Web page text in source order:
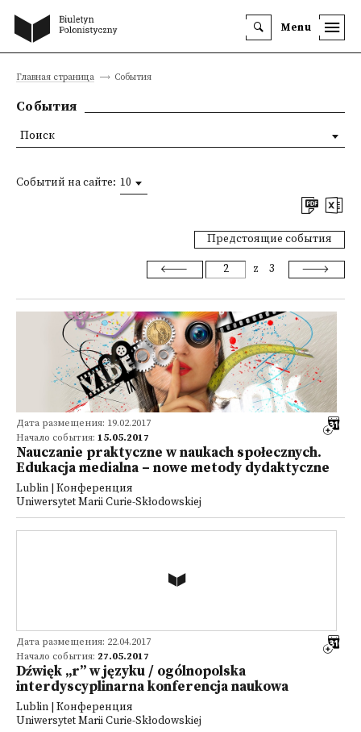
Menu
Главная страница События
События
Событий на сайте: 10
Предстоящие события
z 3
Дата размещения: 19.02.2017
Начало события: 15.05.2017
Nauczanie praktyczne w naukach społecznych.
Edukacja medialna – nowe metody dydaktyczne
Lublin | Конференция
Uniwersytet Marii Curie-Skłodowskiej
Дата размещения: 22.04.2017
Начало события: 27.05.2017
Dźwięk „r” w języku / ogólnopolska
interdyscyplinarna konferencja naukowa
Lublin | Конференция
Uniwersytet Marii Curie-Skłodowskiej
Поиск